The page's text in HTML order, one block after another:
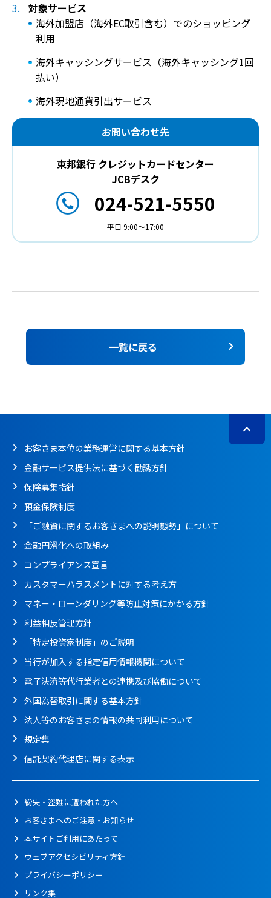
対象サービス
海外加盟店（海外EC取引含む）でのショッピング
利用
海外キャッシングサービス（海外キャッシング1回
払い）
海外現地通貨引出サービス
お問い合わせ先
東邦銀行 クレジットカードセンター
JCBデスク
024-521-5550
平日 9:00～17:00
一覧に戻る
お客さま本位の業務運営に関する基本方針
金融サービス提供法に基づく勧誘方針
保険募集指針
預金保険制度
「ご融資に関するお客さまへの説明態勢」について
金融円滑化への取組み
コンプライアンス宣言
カスタマーハラスメントに対する考え方
マネー・ローンダリング等防止対策にかかる方針
利益相反管理方針
「特定投資家制度」のご説明
当行が加入する指定信用情報機関について
電子決済等代行業者との連携及び協働について
外国為替取引に関する基本方針
法人等のお客さまの情報の共同利用について
規定集
信託契約代理店に関する表示
紛失・盗難に遭われた方へ
お客さまへのご注意・お知らせ
本サイトご利用にあたって
ウェブアクセシビリティ方針
プライバシーポリシー
リンク集